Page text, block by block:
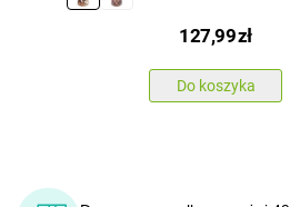
127,99zł
Do koszyka